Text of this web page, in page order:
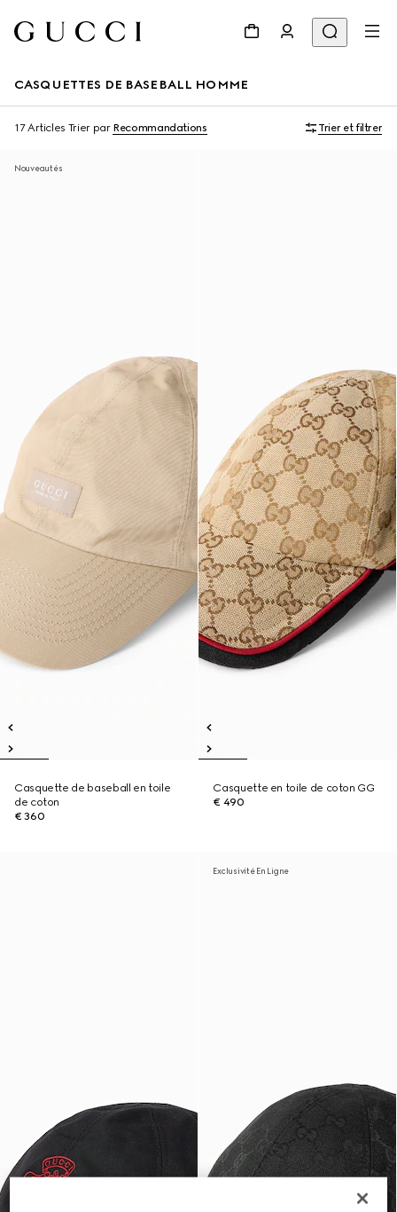
CASQUETTES DE BASEBALL HOMME
17 Articles Trier par Recommandations Trier et filtrer
Nouveautés
Casquette de baseball en toile
de coton
€ 360
Casquette en toile de coton GG
€ 490
Exclusivité En Ligne